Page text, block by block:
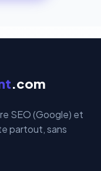
.com
SEO (Google) et
partout, sans